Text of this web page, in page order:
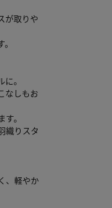
が取りや
。
なしもお
。
織りスタ
、軽やか